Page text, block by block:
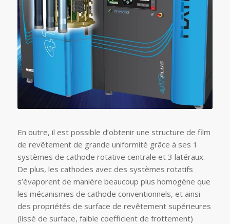
En outre, il est possible d’obtenir une structure de film
de revêtement de grande uniformité grâce à ses 1
systèmes de cathode rotative centrale et 3 latéraux.
De plus, les cathodes avec des systèmes rotatifs
s’évaporent de manière beaucoup plus homogène que
les mécanismes de cathode conventionnels, et ainsi
des propriétés de surface de revêtement supérieures
(lissé de surface, faible coefficient de frottement)